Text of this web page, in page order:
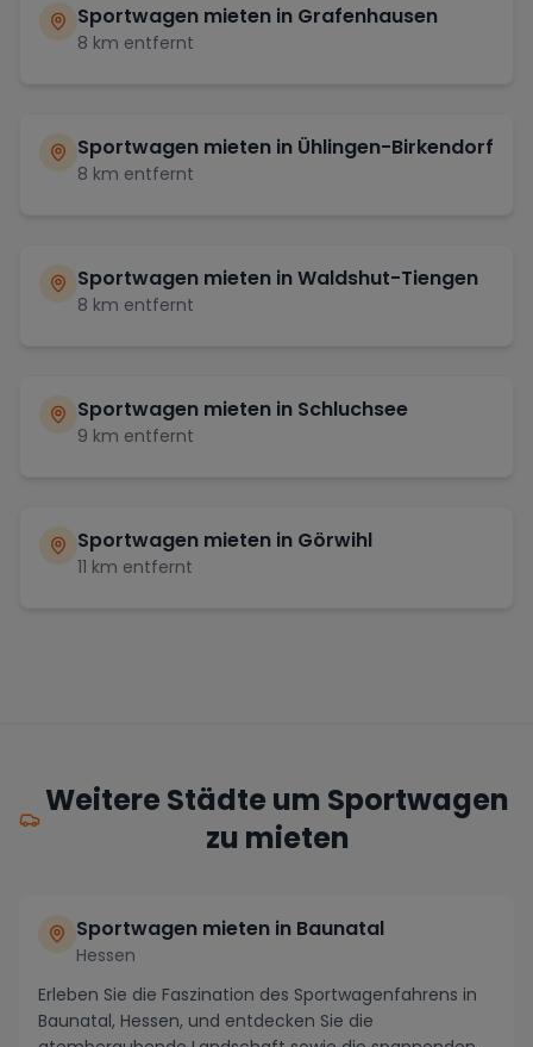
Sportwagen mieten in Grafenhausen
8 km entfernt
Sportwagen mieten in Ühlingen-Birkendorf
8 km entfernt
Sportwagen mieten inWaldshut-Tiengen
8 km entfernt
Sportwagen mieten in Schluchsee
9 km entfernt
Sportwagen mieten in Görwihl
11 km entfernt
Weitere Städte um Sportwagen
zu mieten
Sportwagen mieten in Baunatal
Hessen
Erleben Sie die Faszination des Sportwagenfahrens in
Baunatal, Hessen, und entdecken Sie die